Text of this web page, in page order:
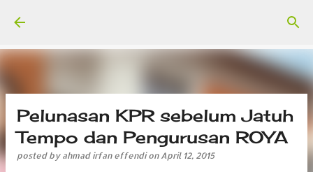
Pelunasan KPR sebelum Jatuh
Tempo dan Pengurusan ROYA
posted by ahmad irfan effendi on April 12, 2015